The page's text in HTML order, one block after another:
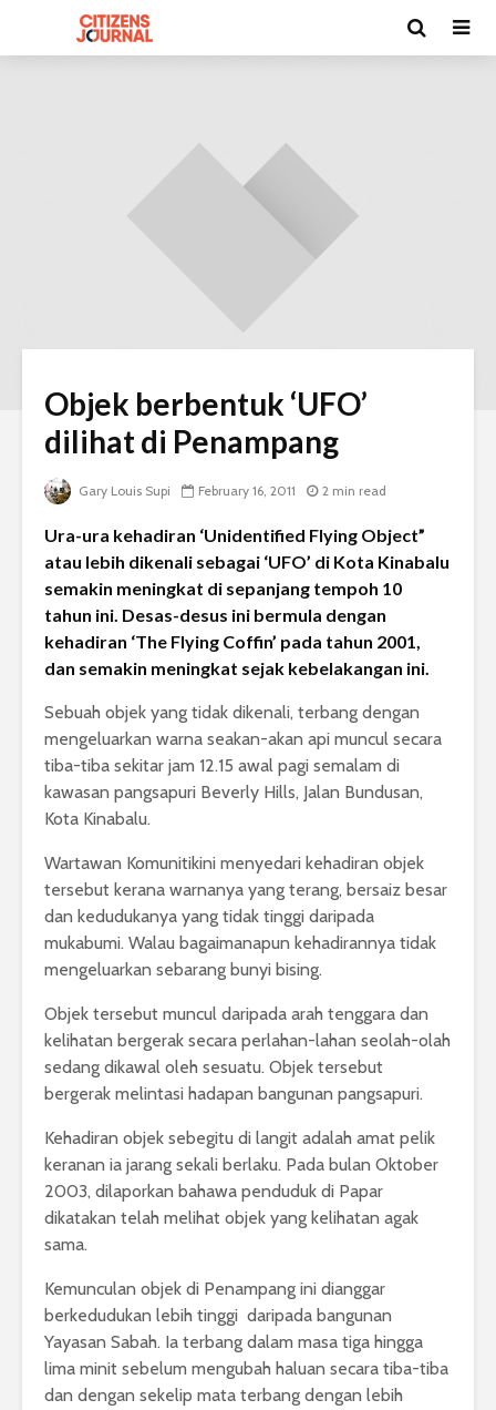
Objek berbentuk ‘UFO’
dilihat di Penampang
Gary Louis Supi February 16, 2011 2 min read
Ura-ura kehadiran ‘Unidentified Flying Object”
atau lebih dikenali sebagai ‘UFO’ di Kota Kinabalu
semakin meningkat di sepanjang tempoh 10
tahun ini. Desas-desus ini bermula dengan
kehadiran ‘The Flying Coffin’ pada tahun 2001,
dan semakin meningkat sejak kebelakangan ini.
Sebuah objek yang tidak dikenali, terbang dengan
mengeluarkan warna seakan-akan api muncul secara
tiba-tiba sekitar jam 12.15 awal pagi semalam di
kawasan pangsapuri Beverly Hills, Jalan Bundusan,
Kota Kinabalu.
Wartawan Komunitikini menyedari kehadiran objek
tersebut kerana warnanya yang terang, bersaiz besar
dan kedudukanya yang tidak tinggi daripada
mukabumi. Walau bagaimanapun kehadirannya tidak
mengeluarkan sebarang bunyi bising.
Objek tersebut muncul daripada arah tenggara dan
kelihatan bergerak secara perlahan-lahan seolah-olah
sedang dikawal oleh sesuatu. Objek tersebut
bergerak melintasi hadapan bangunan pangsapuri.
Kehadiran objek sebegitu di langit adalah amat pelik
keranan ia jarang sekali berlaku. Pada bulan Oktober
2003, dilaporkan bahawa penduduk di Papar
dikatakan telah melihat objek yang kelihatan agak
sama.
Kemunculan objek di Penampang ini dianggar
berkedudukan lebih tinggi daripada bangunan
Yayasan Sabah. Ia terbang dalam masa tiga hingga
lima minit sebelum mengubah haluan secara tiba-tiba
dan dengan sekelip mata terbang dengan lebih